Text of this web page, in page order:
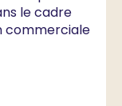
le cadre
commerciale